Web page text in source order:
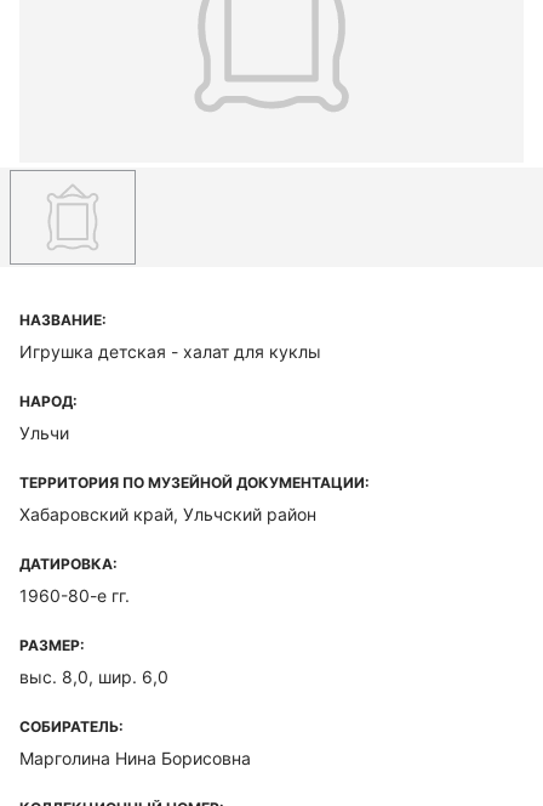
НАЗВАНИЕ:
Игрушка детская - халат для куклы
НАРОД:
Ульчи
ТЕРРИТОРИЯ ПО МУЗЕЙНОЙ ДОКУМЕНТАЦИИ:
Хабаровский край, Ульчский район
ДАТИРОВКА:
1960-80-е гг.
РАЗМЕР:
выс. 8,0, шир. 6,0
СОБИРАТЕЛЬ:
Марголина Нина Борисовна